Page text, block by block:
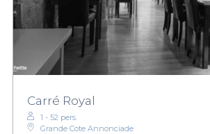
Carré Royal
1 - 52 pers.
Grande Cote Annonciade